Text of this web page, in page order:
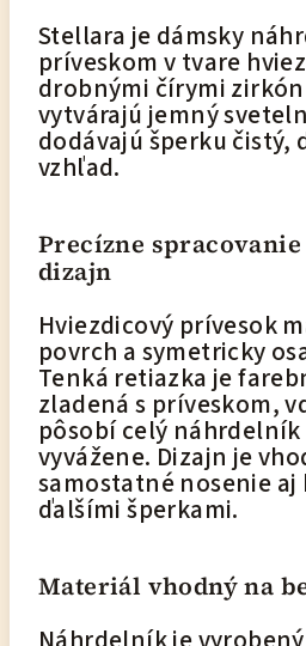
Stellara je dámsky
príveskom v tvare
drobnými čírymi
vytvárajú jemný
dodávajú šperku čistý,
vzhľad.
Precízne
dizajn
Hviezdicový prívesok
povrch a symetricky
Tenká retiazka je
zladená s príveskom,
pôsobí celý
vyvážene. Dizajn je
samostatné nosenie
ďalšími šperkami.
Materiál vhodný na